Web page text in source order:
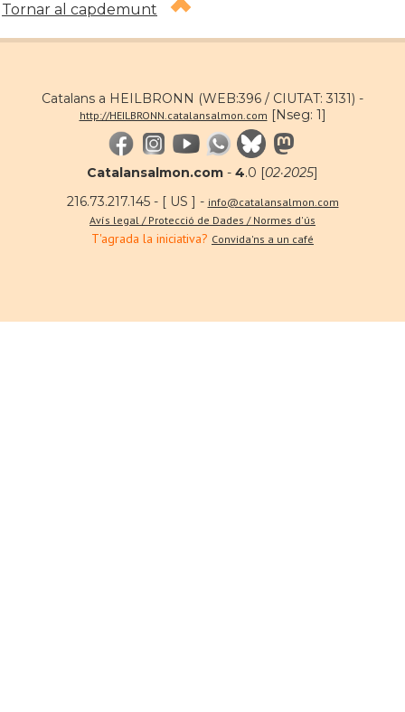
Tornar al capdemunt
Catalans a HEILBRONN (WEB:396 / CIUTAT: 3131) -
http://HEILBRONN.catalansalmon.com [Nseg: 1]
Catalansalmon.com - 4.0 [02·2025]
216.73.217.145 - [ US ] - info@catalansalmon.com
Avís legal / Protecció de Dades / Normes d'ús
T'agrada la iniciativa? Convida'ns a un café